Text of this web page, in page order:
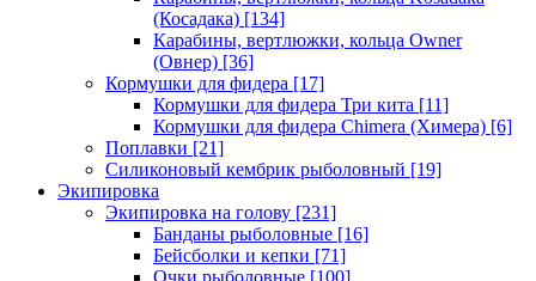
(Косадака) [134]
Карабины, вертлюжки, кольца Owner
(Овнер) [36]
Кормушки для фидера [17]
Кормушки для фидера Три кита [11]
Кормушки для фидера Chimera (Химера) [6]
Поплавки [21]
Силиконовый кембрик рыболовный [19]
Экипировка
Экипировка на голову [231]
Банданы рыболовные [16]
Бейсболки и кепки [71]